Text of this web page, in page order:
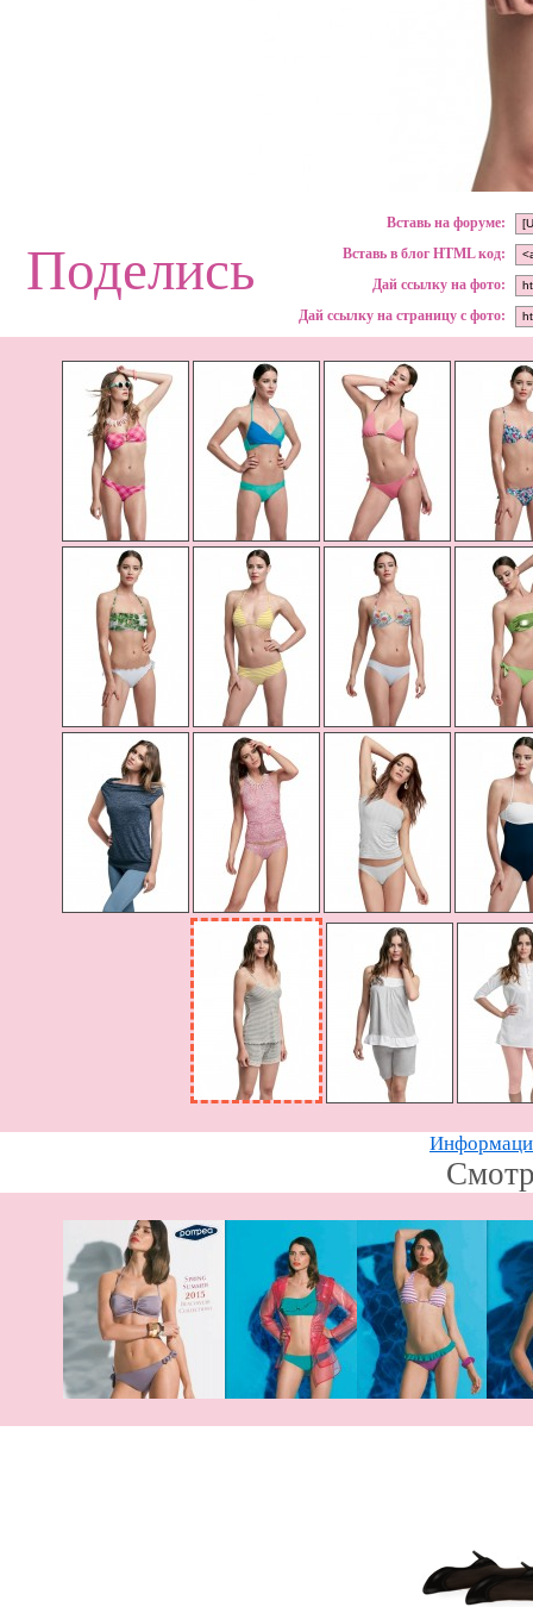
Поделись
Вставь на форуме:
Вставь в блог HTML код:
Дай ссылку на фото:
Дай ссылку на страницу с фото: